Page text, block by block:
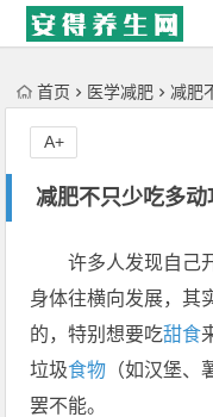
'); })();
首页 医学减肥 减肥
减肥不只少吃多
A+
许多人发现自己
身体往横向发展，其
的，特别想要吃甜食
垃圾食物 （如汉堡、
罢不能。